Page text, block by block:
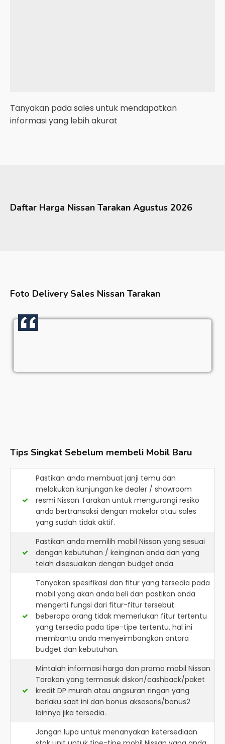
Tanyakan pada sales untuk mendapatkan
informasi yang lebih akurat
Daftar Harga Nissan Tarakan Agustus 2026
Foto Delivery Sales Nissan Tarakan
Tips Singkat Sebelum membeli Mobil Baru
Pastikan anda membuat janji temu dan
melakukan kunjungan ke dealer / showroom
resmi Nissan Tarakan untuk mengurangi resiko
anda bertransaksi dengan makelar atau sales
yang sudah tidak aktif.
Pastikan anda memilih mobil Nissan yang sesuai
dengan kebutuhan / keinginan anda dan yang
telah disesuaikan dengan budget anda.
Tanyakan spesifikasi dan fitur yang tersedia pada
mobil yang akan anda beli dan pastikan anda
mengerti fungsi dari fitur-fitur tersebut.
beberapa orang tidak memerlukan fitur tertentu
yang tersedia pada tipe-tipe tertentu. hal ini
membantu anda menyeimbangkan antara
budget dan kebutuhan.
Mintalah informasi harga dan promo mobil Nissan
Tarakan yang termasuk diskon/cashback/paket
kredit DP murah atau angsuran ringan yang
berlaku saat ini dan bonus aksesoris/bonus2
lainnya jika tersedia.
Jangan lupa untuk menanyakan ketersediaan